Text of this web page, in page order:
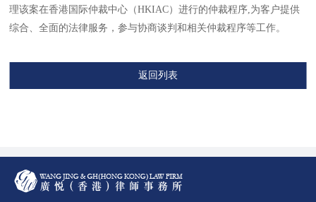
理该案在香港国际仲裁中心（HKIAC）进行的仲裁程序,为客户提供
综合、全面的法律服务，参与协商谈判和相关仲裁程序等工作。
返回列表